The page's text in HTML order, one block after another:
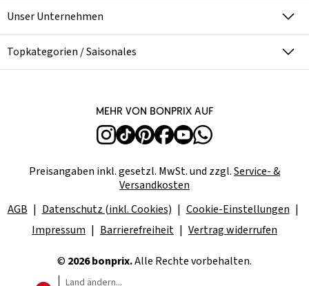
Unser Unternehmen
Topkategorien / Saisonales
Mehr von bonprix auf
Preisangaben inkl. gesetzl. MwSt. und zzgl.Service- &
Versandkosten
AGB
Datenschutz (inkl. Cookies)
Cookie-Einstellungen
Impressum
Barrierefreiheit Vertrag widerrufen
© 2026 bonprix.Alle Rechte vorbehalten.
Land ändern...